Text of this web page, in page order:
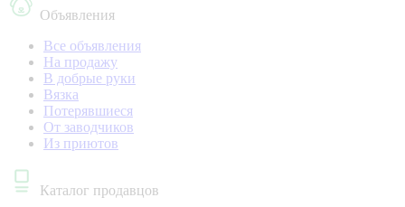
Объявления
Все объявления
На продажу
В добрые руки
Вязка
Потерявшиеся
От заводчиков
Из приютов
Каталог продавцов